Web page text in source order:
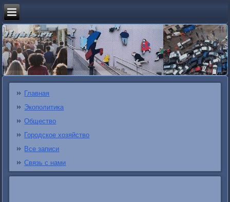
Главная
Экополитика
Общество
Городское хозяйство
Все записи
Связь с нами